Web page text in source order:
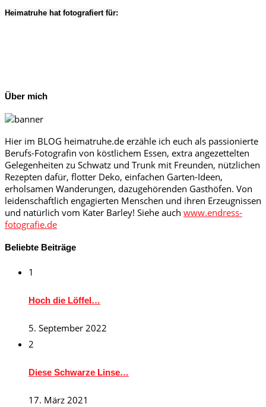
Heimatruhe hat fotografiert für:
Über mich
Hier im BLOG heimatruhe.de erzähle ich euch als passionierte
Berufs-Fotografin von köstlichem Essen, extra angezettelten
Gelegenheiten zu Schwatz und Trunk mit Freunden, nützlichen
Rezepten dafür, flotter Deko, einfachen Garten-Ideen,
erholsamen Wanderungen, dazugehörenden Gasthöfen. Von
leidenschaftlich engagierten Menschen und ihren Erzeugnissen
und natürlich vom Kater Barley! Siehe auch www.endress-
fotografie.de
Beliebte Beiträge
1
Hoch die Löffel…
5. September 2022
2
Diese Schwarze Linse…
17. März 2021